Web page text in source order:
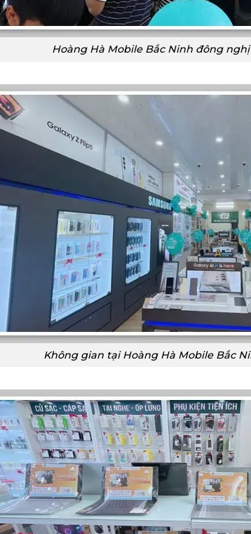
Hoàng Hà Mobile Bắc Ninh đông
Không gian tại Hoàng Hà Mobile Bắc